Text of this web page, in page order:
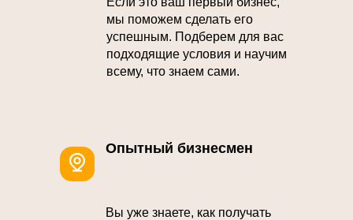
Опытный бизнесмен
мы поможем сделать его
успешным. Подберем для вас
подходящие условия и научим
всему, что знаем сами.
Вы уже знаете, как получать